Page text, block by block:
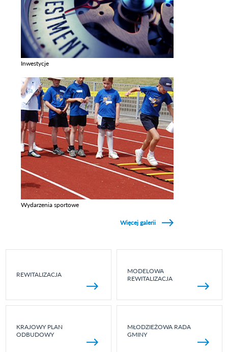
Inwestycje
Wydarzenia sportowe
Więcej galerii
REWITALIZACJA
MODELOWA
REWITALIZACJA
KRAJOWY PLAN
ODBUDOWY
MŁODZIEŻOWA RADA
GMINY